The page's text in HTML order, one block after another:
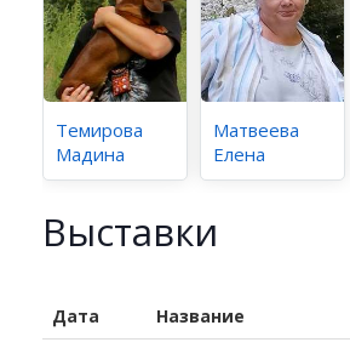
Темирова
Мадина
Матвеева
Елена
Выставки
Дата Название